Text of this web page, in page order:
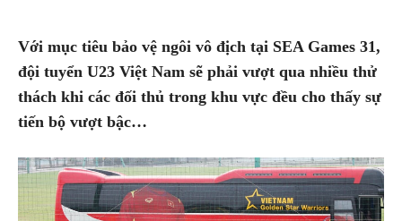
Với mục tiêu bảo vệ ngôi vô địch tại SEA Games 31,
đội tuyển U23 Việt Nam sẽ phải vượt qua nhiều thử
thách khi các đối thủ trong khu vực đều cho thấy sự
tiến bộ vượt bậc…